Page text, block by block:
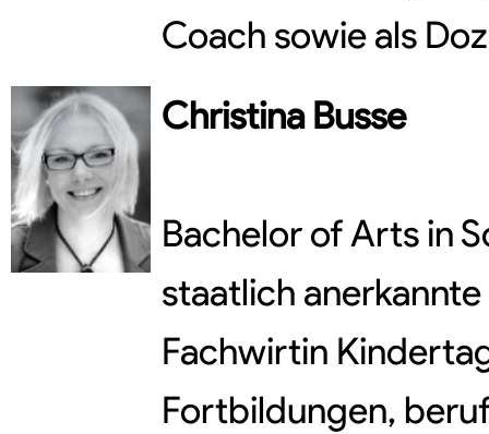
Coach sowie als
Christina Busse
Bachelor of Arts in
staatlich
Fachwirtin
Fortbildungen,